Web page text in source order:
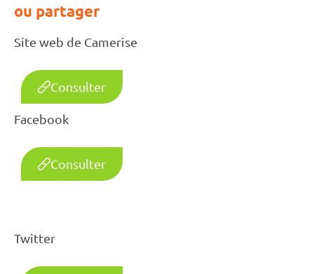
ou partager
Site web de Camerise
Consulter
Facebook
Consulter
Twitter